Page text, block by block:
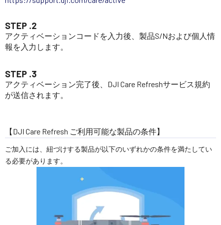
STEP .2
アクティベーションコードを入力後、製品S/Nおよび個人情
報を入力します。
STEP .3
アクティベーション完了後、DJI Care Refreshサービス規約
が送信されます。
【DJI Care Refresh ご利用可能な製品の条件】
ご加入には、紐づけする製品が以下のいずれかの条件を満たしてい
る必要があります。